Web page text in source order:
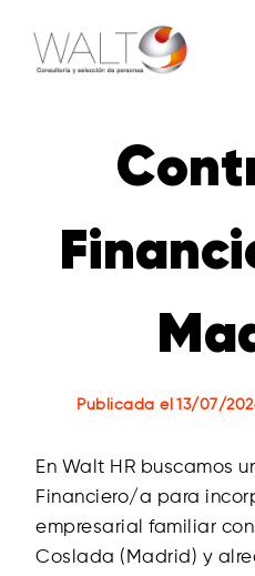
contenido
Publicada el 13/07/
En Walt HR buscamos
Financiero/a para
empresarial familiar
Coslada (Madrid) y